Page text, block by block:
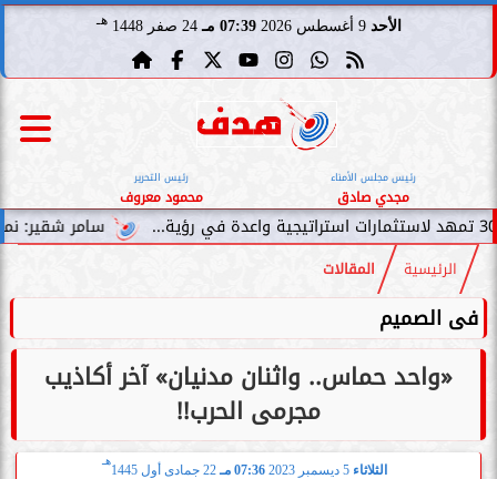
الأحد 9 أغسطس 2026 07:39 مـ 24 صفر 1448 هـ
رئيس مجلس الأمناء
مجدي صادق
رئيس التحرير
محمود معروف
سامر شقير: نمو صناديق
الرئيسية المقالات
فى الصميم
«واحد حماس.. واثنان مدنيان» آخر أكاذيب
مجرمى الحرب!!
الثلاثاء 5 ديسمبر 2023 07:36 مـ 22 جمادى أول 1445
هـ